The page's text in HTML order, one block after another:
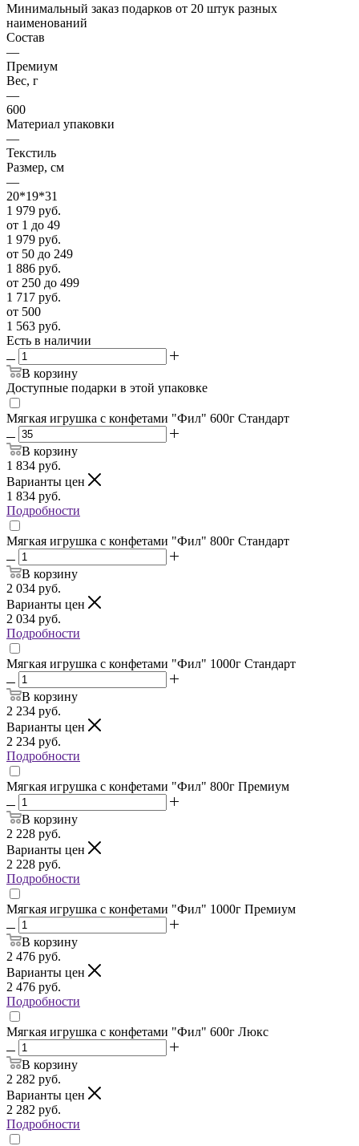
Минимальный заказ подарков от 20 штук разных
наименований
Состав
—
Премиум
Вес, г
—
600
Материал упаковки
—
Текстиль
Размер, см
—
20*19*31
1 979 руб.
от 1 до 49
1 979 руб.
от 50 до 249
1 886 руб.
от 250 до 499
1 717 руб.
от 500
1 563 руб.
Есть в наличии
В корзину
Доступные подарки в этой упаковке
Мягкая игрушка с конфетами "Фил" 600г Стандарт
В корзину
1 834 руб.
Варианты цен
1 834 руб.
Подробности
Мягкая игрушка с конфетами "Фил" 800г Стандарт
В корзину
2 034 руб.
Варианты цен
2 034 руб.
Подробности
Мягкая игрушка с конфетами "Фил" 1000г Стандарт
В корзину
2 234 руб.
Варианты цен
2 234 руб.
Подробности
Мягкая игрушка с конфетами "Фил" 800г Премиум
В корзину
2 228 руб.
Варианты цен
2 228 руб.
Подробности
Мягкая игрушка с конфетами "Фил" 1000г Премиум
В корзину
2 476 руб.
Варианты цен
2 476 руб.
Подробности
Мягкая игрушка с конфетами "Фил" 600г Люкс
В корзину
2 282 руб.
Варианты цен
2 282 руб.
Подробности